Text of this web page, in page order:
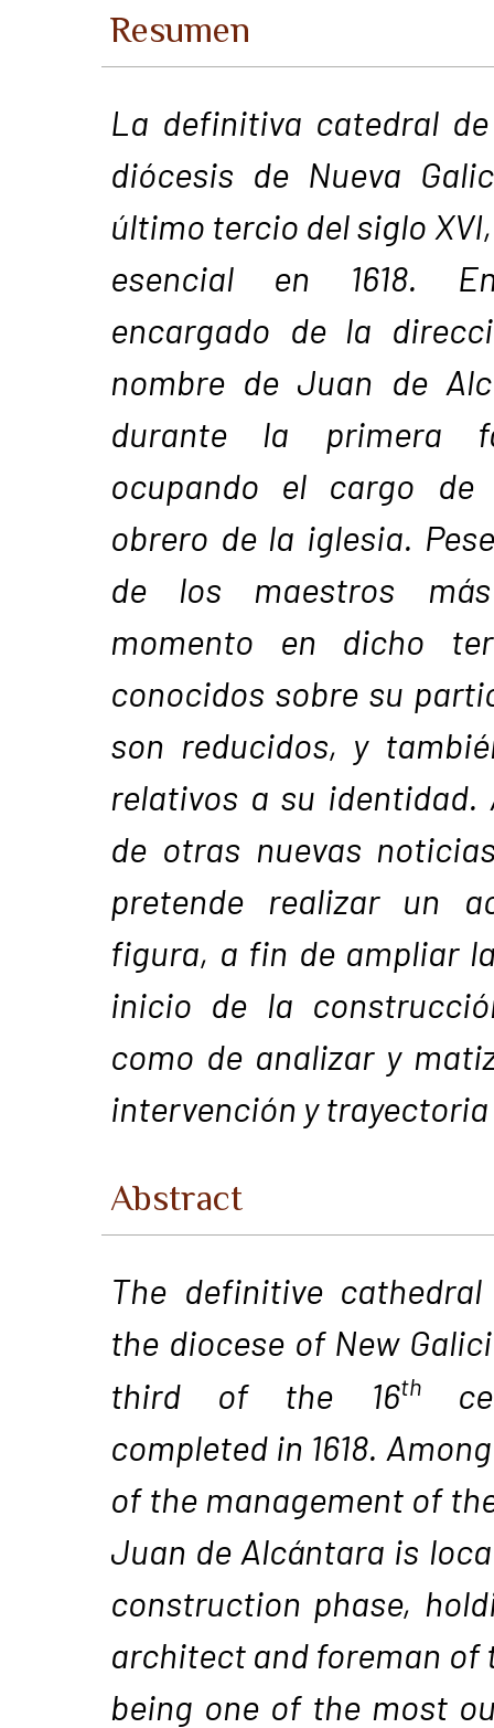
Resumen
La definitiva catedral
diócesis de Nueva
último tercio del siglo
esencial en 1618.
encargado de la
nombre de Juan de
durante la primera
ocupando el cargo de
obrero de la iglesia.
de los maestros
momento en dicho
conocidos sobre su
son reducidos, y
relativos a su
de otras nuevas
pretende realizar un
figura, a fin de ampliar
inicio de la
como de analizar y
intervención y
Abstract
The definitive
the diocese of New
third of the 16th
completed in 1618.
of the management of
Juan de Alcántara is
construction phase,
architect and foreman of
being one of the most